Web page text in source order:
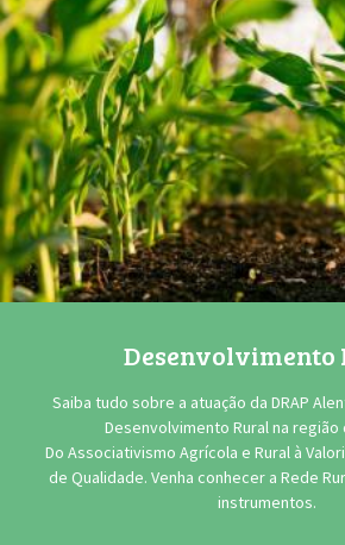
Desenvolvimento
Saiba tudo sobre a atuação da DRAP
Desenvolvimento Rural na região
Do Associativismo Agrícola e Rural à
de Qualidade. Venha conhecer a Rede
instrumentos.